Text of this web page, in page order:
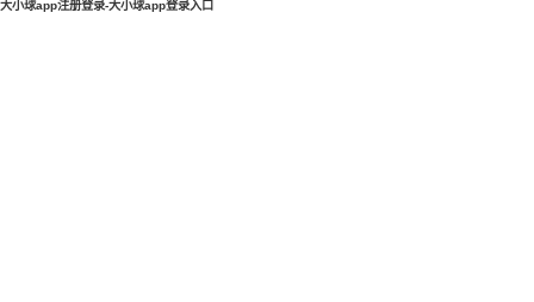
大小球app注册登录-大小球app登录入口